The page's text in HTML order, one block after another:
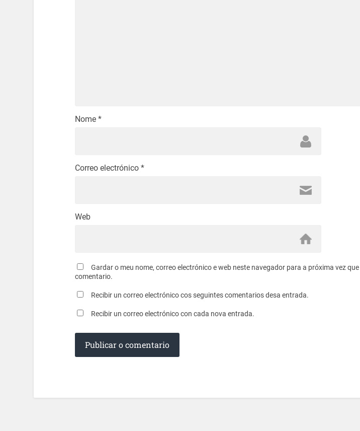
Nome *
Correo electrónico *
Web
Gardar o meu nome, correo electrónico e web neste navegador para a próxima vez
comentario.
Recibir un correo electrónico cos seguintes comentarios desa entrada.
Recibir un correo electrónico con cada nova entrada.